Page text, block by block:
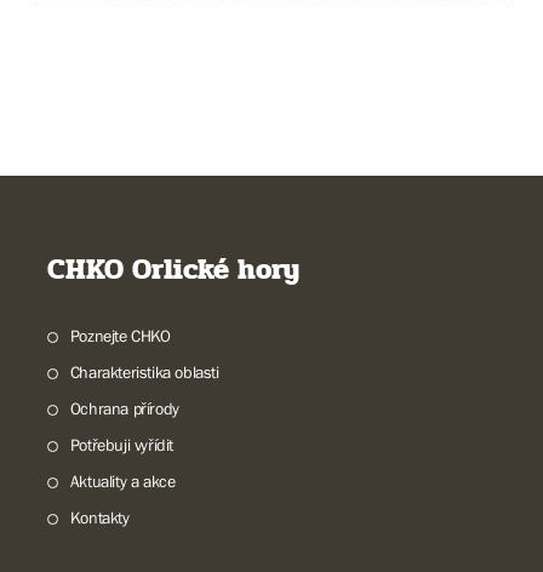
CHKO Orlické hory
Poznejte CHKO
Charakteristika oblasti
Ochrana přírody
Potřebuji vyřídit
Aktuality a akce
Kontakty